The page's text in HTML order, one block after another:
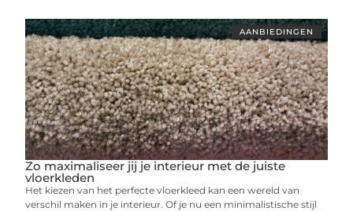
AANBIEDINGEN
Zo maximaliseer jij je interieur met de juiste
vloerkleden
Het kiezen van het perfecte vloerkleed kan een wereld van
verschil maken in je interieur. Of je nu een minimalistische stijl